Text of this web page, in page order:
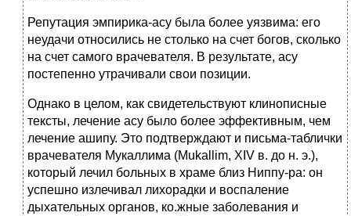
Репутация эмпирика-асу была более уязвима: его
неудачи относились не столько на счет богов, сколько
на счет самого врачевателя. В результате, асу
постепенно утрачивали свои позиции.
Однако в целом, как свидетельствуют клинописные
тексты, лечение асу было более эффективным, чем
лечение ашипу. Это подтверждают и письма-таблички
врачевателя Мукаллима (Mukallim, XIV в. до н. э.),
который лечил больных в храме близ Ниппу-ра: он
успешно излечивал лихорадки и воспаление
дыхательных органов, ко.жные заболевания и